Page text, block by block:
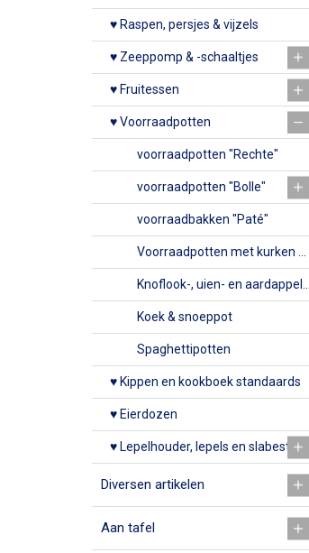
♥ Raspen, persjes & vijzels
♥ Zeeppomp & -schaaltjes
♥ Fruitessen
♥ Voorraadpotten
voorraadpotten "Rechte"
voorraadpotten "Bolle"
voorraadbakken "Paté"
Koek & snoeppot
Spaghettipotten
♥ Kippen en kookboek standaards
♥ Eierdozen
♥ Lepelhouder, lepels en slabestek
Diversen artikelen
Aan tafel